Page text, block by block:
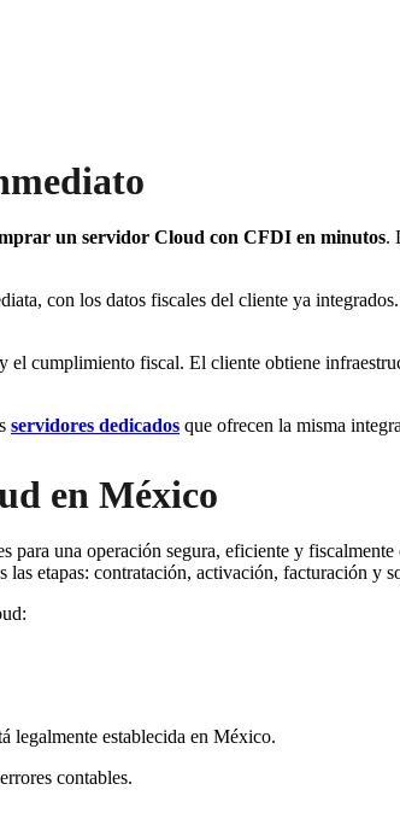
un servidor Cloud con CFDI en minutos.
con los datos fiscales del cliente ya
cumplimiento fiscal. El cliente obtiene
servidores dedicados que ofrecen la misma
en México
para una operación segura, eficiente y
etapas: contratación, activación, facturación y
legalmente establecida en México.
contables.